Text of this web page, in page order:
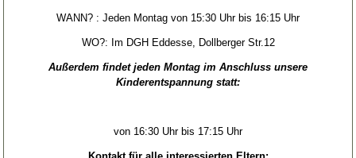
WANN? : Jeden Montag von 15:30 Uhr bis 16:15 Uhr
WO?: Im DGH Eddesse, Dollberger Str.12
Außerdem findet jeden Montag im Anschluss unsere
Kinderentspannung statt:
von 16:30 Uhr bis 17:15 Uhr